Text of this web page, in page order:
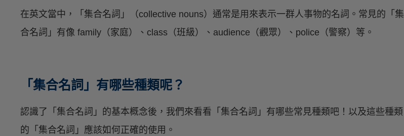
在英文當中，「集合名詞」（collective nouns）通常是用來表示一群人事物的名詞。常見的「集
合名詞」有像 family（家庭）、class（班級）、audience（觀眾）、police（警察）等。
「集合名詞」有哪些種類呢？
認識了「集合名詞」的基本概念後，我們來看看「集合名詞」有哪些常見種類吧！以及這些種類
的「集合名詞」應該如何正確的使用。